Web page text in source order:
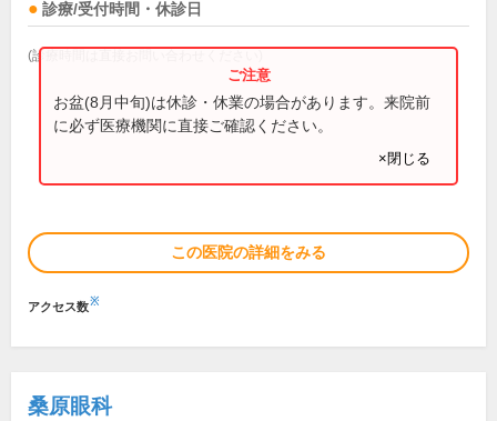
診療/受付時間・休診日
(診療時間は直接お問い合わせください)
お盆(8月中旬)は休診・休業の場合があります。来院前
に必ず医療機関に直接ご確認ください。
×閉じる
この医院の詳細をみる
アクセス数※
桑原眼科